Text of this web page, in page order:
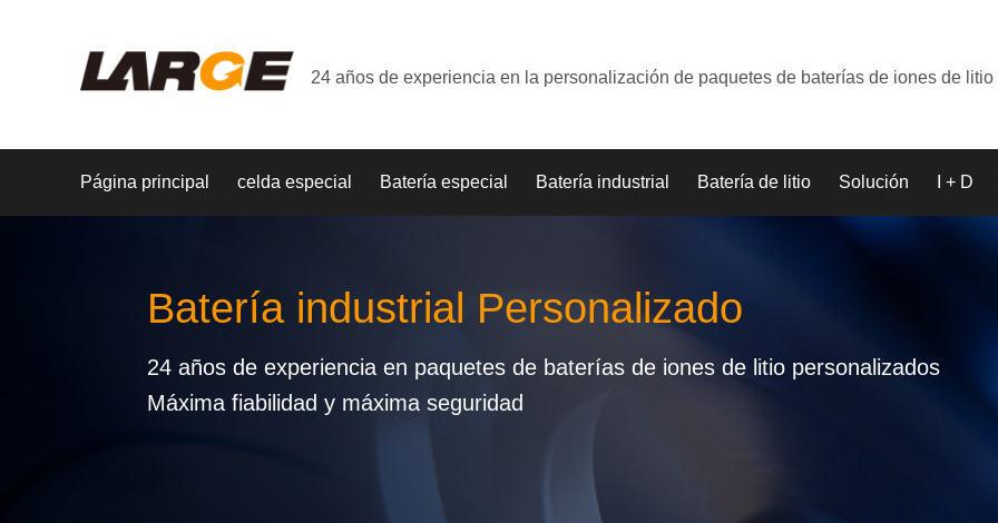
24 años de experiencia en la personalización de paquetes de baterías de iones de litio
Página principal celda especial Batería especial Batería industrial Batería de litio Solución I + D
Batería industrial Personalizado
24 años de experiencia en paquetes de baterías de iones de litio personalizados
Máxima fiabilidad y máxima seguridad